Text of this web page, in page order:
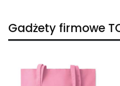
Gadżety firmowe